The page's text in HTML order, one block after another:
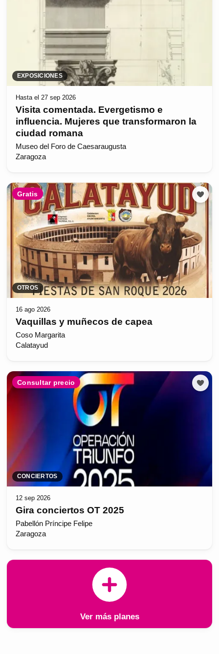
EXPOSICIONES
Hasta el 27 sep 2026
Visita comentada. Evergetismo e
influencia. Mujeres que transformaron la
ciudad romana
Museo del Foro de Caesaraugusta
Zaragoza
Gratis
OTROS
16 ago 2026
Vaquillas y muñecos de capea
Coso Margarita
Calatayud
Consultar precio
CONCIERTOS
12 sep 2026
Gira conciertos OT 2025
Pabellón Príncipe Felipe
Zaragoza
Ver más planes